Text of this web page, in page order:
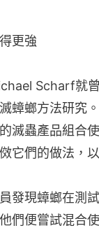
更強
Scharf就
蟑螂方法研究
滅蟲產品組合
它們的做法，
發現蟑螂在測
們便嘗試混合